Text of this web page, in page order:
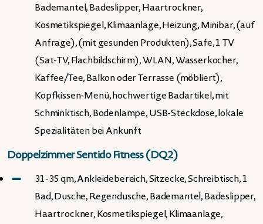
Bademantel, Badeslipper, Haartrockner,
Kosmetikspiegel, Klimaanlage, Heizung, Minibar, (auf
Anfrage), (mit gesunden Produkten), Safe, 1 TV
(Sat-TV, Flachbildschirm), WLAN, Wasserkocher,
Kaffee/Tee, Balkon oder Terrasse (möbliert),
Kopfkissen-Menü, hochwertige Badartikel, mit
Schminktisch, Bodenlampe, USB-Steckdose, lokale
Spezialitäten bei Ankunft
Doppelzimmer Sentido Fitness (DQ2)
31-35 qm, Ankleidebereich, Sitzecke, Schreibtisch, 1
Bad, Dusche, Regendusche, Bademantel, Badeslipper,
Haartrockner, Kosmetikspiegel, Klimaanlage,